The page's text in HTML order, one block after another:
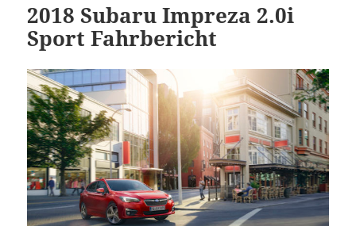
2018 Subaru Impreza 2.0i
Sport Fahrbericht